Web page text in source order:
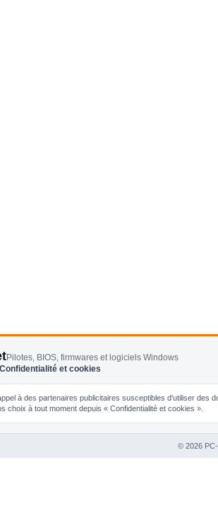
Pilotes, BIOS, firmwares et logiciels Windows
Confidentialité et cookies
à des partenaires publicitaires susceptibles d'utiliser
choix à tout moment depuis « Confidentialité et cookies ».
© 2026